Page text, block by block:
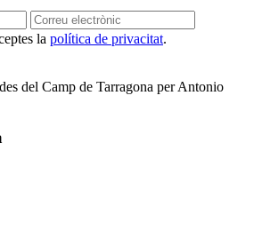
la política de privacitat.
del Camp de Tarragona per Antonio